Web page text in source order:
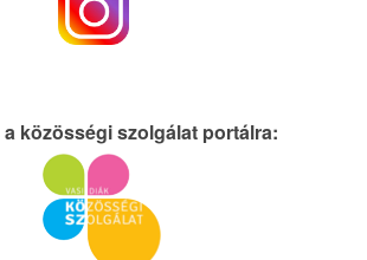
közösségi szolgálat portálra: